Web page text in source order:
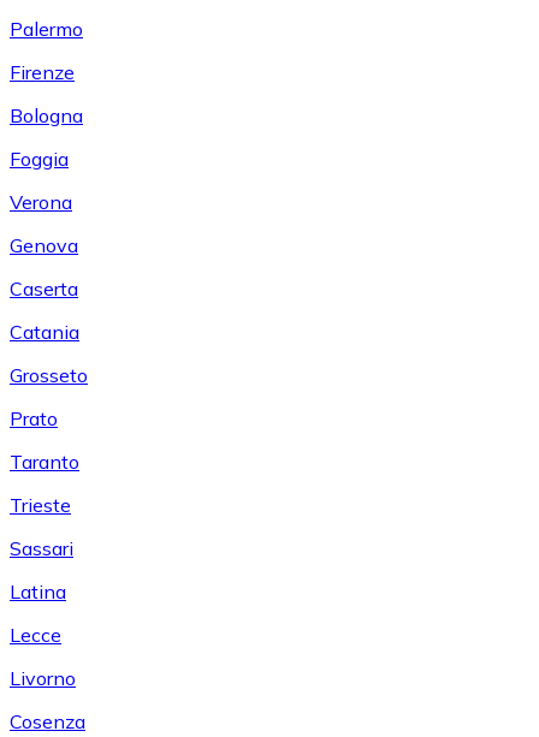
Palermo
Firenze
Bologna
Foggia
Verona
Genova
Caserta
Catania
Grosseto
Prato
Taranto
Trieste
Sassari
Latina
Lecce
Livorno
Cosenza